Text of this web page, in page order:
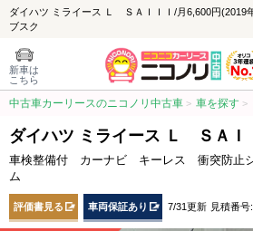
ダイハツ ミライース Ｌ ＳＡＩＩＩ/月6,600円(2019
ブスク
新車は
こちら
中古車カーリースのニコノリ中古車 車を探す
ダイハツ ミライース Ｌ ＳＡＩ
車検整備付 カーナビ キーレス 衝突防止
ム
評価書見る 車両保証あり 7/31更新 見積番号